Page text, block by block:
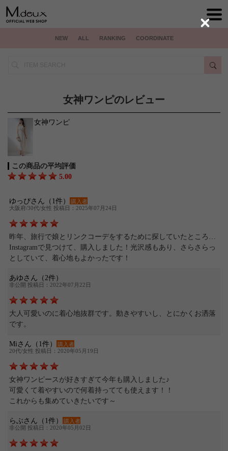
NEW ALL RANKING COORDINATE
女神ワンピのレビュー
女神ワンピ
この商品の平均評価
5.00
ゆっぴさん（1件）
購入者
大阪府/30代/女性 投稿日：2025年07月24日
昨年、旅行で娘とリンクコーデをするために探していたところ…
Instagramで見つけて、購入しました！光沢感もあり、さらさらっ
としていて、着心地もよかったです！
あゆさん（2件）
非公開 投稿日：2022年07月22日
大人可愛いのに着心地抜群です。動きやすいし、とにかくお洒落
です。
Miさん（1件）
購入者
20代/女性 投稿日：2020年05月19日
女神ワンピースが好きすぎて今年も購入しました♪
可愛くて着やすいので何着持ってても使えます！！
これからも集めていきたいです～
らぶさん（1件）
購入者
非公開 投稿日：2020年05月02日
Close